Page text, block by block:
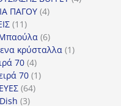
ΠΑΓΟΥ 44
1111
προϊόντα
66
προϊόντα
κρύσταλλα 11
70 44
προϊόντα
70 11
6464
33